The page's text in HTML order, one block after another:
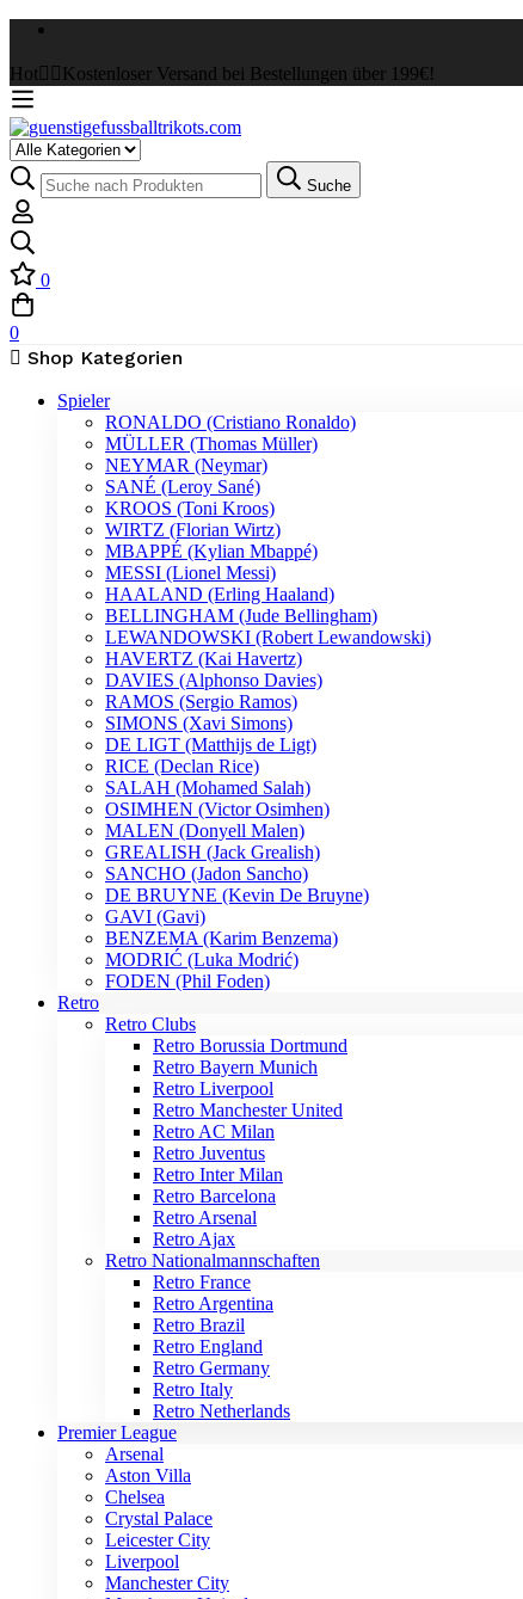
Hot ✌🏼Kostenloser Versand bei Bestellungen über 199€!
Select
a
Category
Suche
nach:
Suche
0
0
Shop Kategorien
Spieler
RONALDO (Cristiano Ronaldo)
MÜLLER (Thomas Müller)
NEYMAR (Neymar)
SANÉ (Leroy Sané)
KROOS (Toni Kroos)
WIRTZ (Florian Wirtz)
MBAPPÉ (Kylian Mbappé)
MESSI (Lionel Messi)
HAALAND (Erling Haaland)
BELLINGHAM (Jude Bellingham)
LEWANDOWSKI (Robert Lewandowski)
HAVERTZ (Kai Havertz)
DAVIES (Alphonso Davies)
RAMOS (Sergio Ramos)
SIMONS (Xavi Simons)
DE LIGT (Matthijs de Ligt)
RICE (Declan Rice)
SALAH (Mohamed Salah)
OSIMHEN (Victor Osimhen)
MALEN (Donyell Malen)
GREALISH (Jack Grealish)
SANCHO (Jadon Sancho)
DE BRUYNE (Kevin De Bruyne)
GAVI (Gavi)
BENZEMA (Karim Benzema)
MODRIĆ (Luka Modrić)
FODEN (Phil Foden)
Retro
Retro Clubs
Retro Borussia Dortmund
Retro Bayern Munich
Retro Liverpool
Retro Manchester United
Retro AC Milan
Retro Juventus
Retro Inter Milan
Retro Barcelona
Retro Arsenal
Retro Ajax
Retro Nationalmannschaften
Retro France
Retro Argentina
Retro Brazil
Retro England
Retro Germany
Retro Italy
Retro Netherlands
Premier League
Arsenal
Aston Villa
Chelsea
Crystal Palace
Leicester City
Liverpool
Manchester City